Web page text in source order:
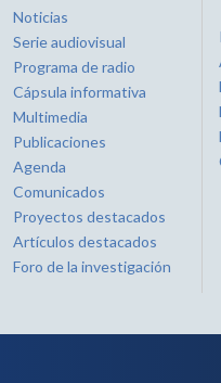
Noticias
Serie audiovisual
Programa de radio
Cápsula informativa
Multimedia
Publicaciones
Agenda
Comunicados
Proyectos destacados
Artículos destacados
Foro de la investigación